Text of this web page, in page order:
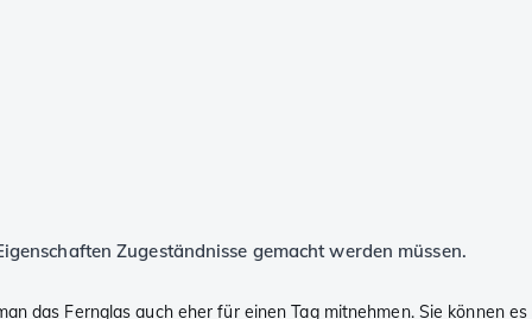
Zugeständnisse gemacht werden müssen.
das Fernglas auch eher für einen Tag mitnehmen. Sie können es